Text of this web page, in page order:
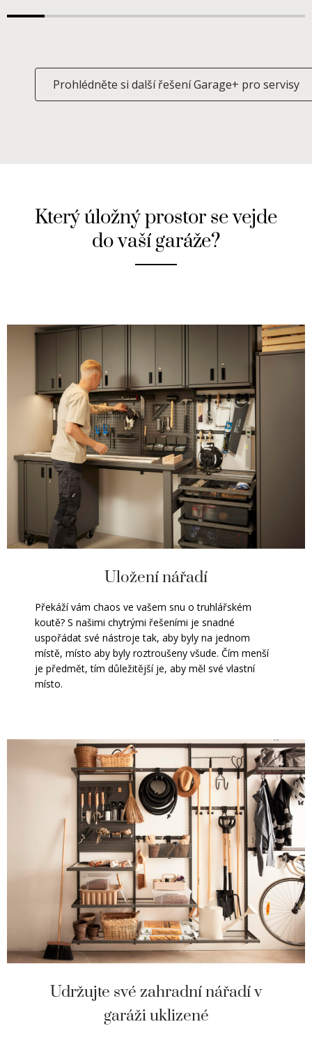
Prohlédněte si další řešení Garage+ pro servisy
Který úložný prostor se vejde
do vaší garáže?
Uložení nářadí
Překáží vám chaos ve vašem snu o truhlářském
koutě? S našimi chytrými řešeními je snadné
uspořádat své nástroje tak, aby byly na jednom
místě, místo aby byly roztroušeny všude. Čím menší
je předmět, tím důležitější je, aby měl své vlastní
místo.
Udržujte své zahradní nářadí v
garáži uklizené